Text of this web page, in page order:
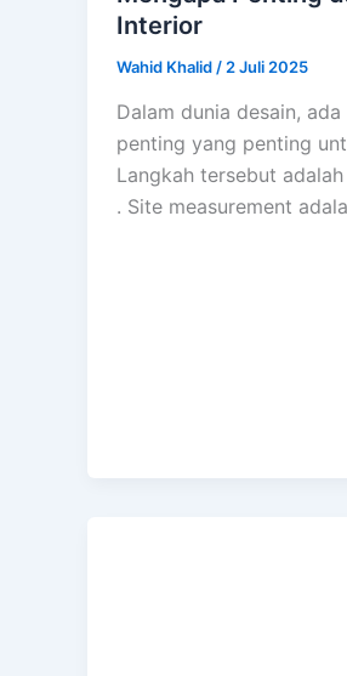
Interior
Wahid Khalid / 2 Juli 2025
Dalam dunia desain,
penting yang penting
Langkah tersebut
. Site measurement